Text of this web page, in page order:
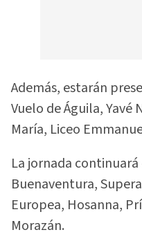
Además, estarán
Vuelo de Águila, Yavé
María, Liceo
La jornada
Buenaventura,
Europea, Hosanna,
Morazán.